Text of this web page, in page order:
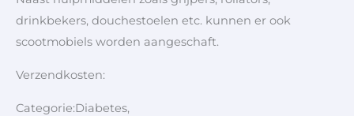
drinkbekers, douchestoelen etc. kunnen er ook
scootmobiels worden aangeschaft.
Verzendkosten:
Categorie:Diabetes,